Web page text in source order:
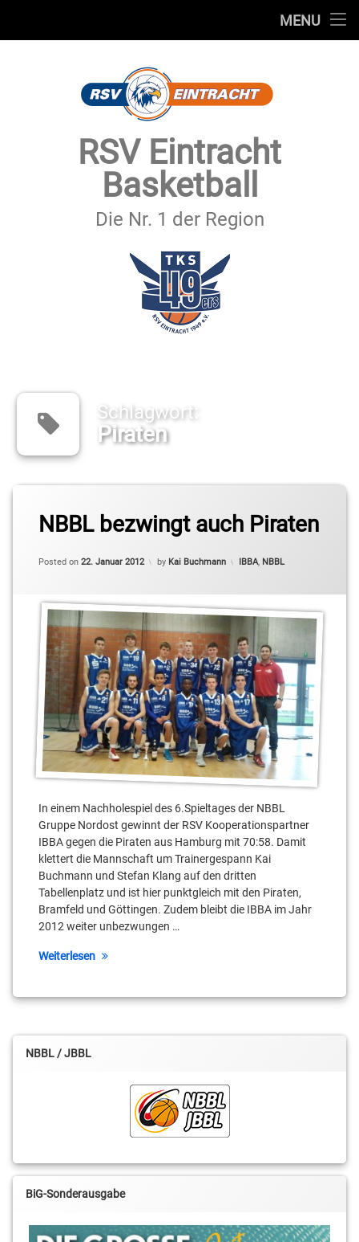
MENU
SECHSTER MANN
IMPRESSUM & DATENSCHUTZ
RSV Eintracht
Basketball
Die Nr. 1 der Region
Schlagwort:
Piraten
NBBL bezwingt auch Piraten
Posted on 22. Januar 2012 by Kai Buchmann Categories:
IBBA, NBBL
In einem Nachholespiel des 6.Spieltages der NBBL
Gruppe Nordost gewinnt der RSV Kooperationspartner
IBBA gegen die Piraten aus Hamburg mit 70:58. Damit
klettert die Mannschaft um Trainergespann Kai
Buchmann und Stefan Klang auf den dritten
Tabellenplatz und ist hier punktgleich mit den Piraten,
Bramfeld und Göttingen. Zudem bleibt die IBBA im Jahr
2012 weiter unbezwungen …
Weiterlesen
IBBA
Akpinar
Jaime
Meißner
Lino
Atmowihardjo.
Stefan Klang
NBBL
Piraten
NBBL / JBBL
BiG-Sonderausgabe